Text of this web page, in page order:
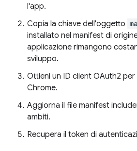
l'app.
Copia la chiave dell'oggetto
installato nel manifest di
applicazione rimangono
sviluppo.
Ottieni un ID client OAuth2
Chrome.
Aggiorna il file manifest
ambiti.
Recupera il token di